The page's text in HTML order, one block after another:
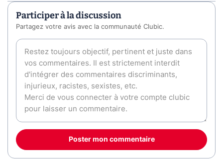
Participer à la discussion
Partagez votre avis avec la communauté Clubic.
Poster mon commentaire